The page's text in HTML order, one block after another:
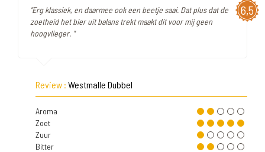
6,5
"Erg klassiek, en daarmee ook een beetje saai. Dat plus dat de
zoetheid het bier uit balans trekt maakt dit voor mij geen
hoogvlieger. "
Review : Westmalle Dubbel
Aroma
Zoet
Zuur
Bitter